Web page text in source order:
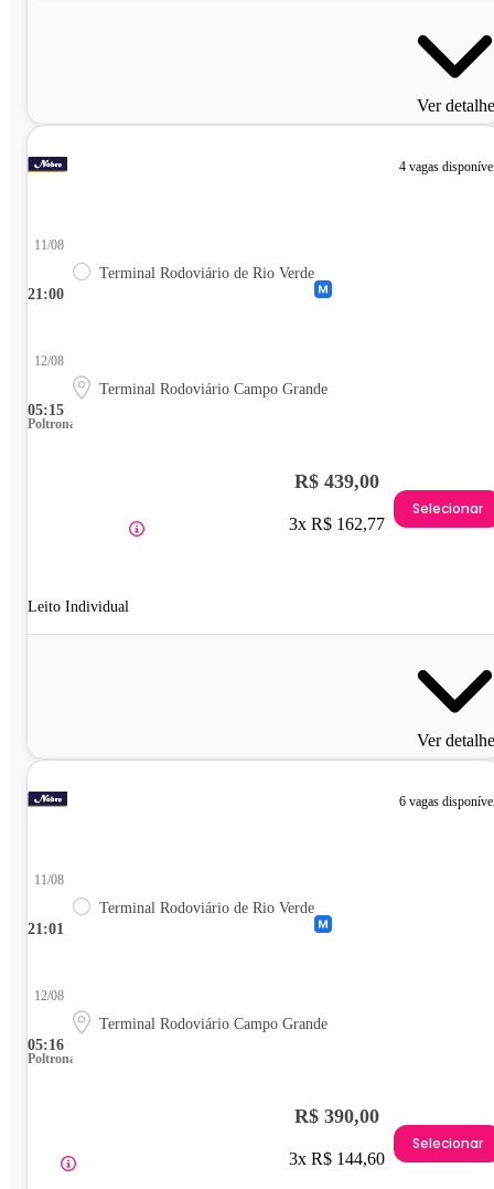
Ver
4 vagas
21:00
11/08
Terminal Rodoviário de Rio Verde
05:15
12/08
Terminal Rodoviário Campo Grande
Poltrona
Leito Individual
R$ 439,00
3x R$ 162,77
Selecionar
Ver
6 vagas
21:01
11/08
Terminal Rodoviário de Rio Verde
05:16
12/08
Terminal Rodoviário Campo Grande
Poltrona
R$ 390,00
3x R$ 144,60
Selecionar